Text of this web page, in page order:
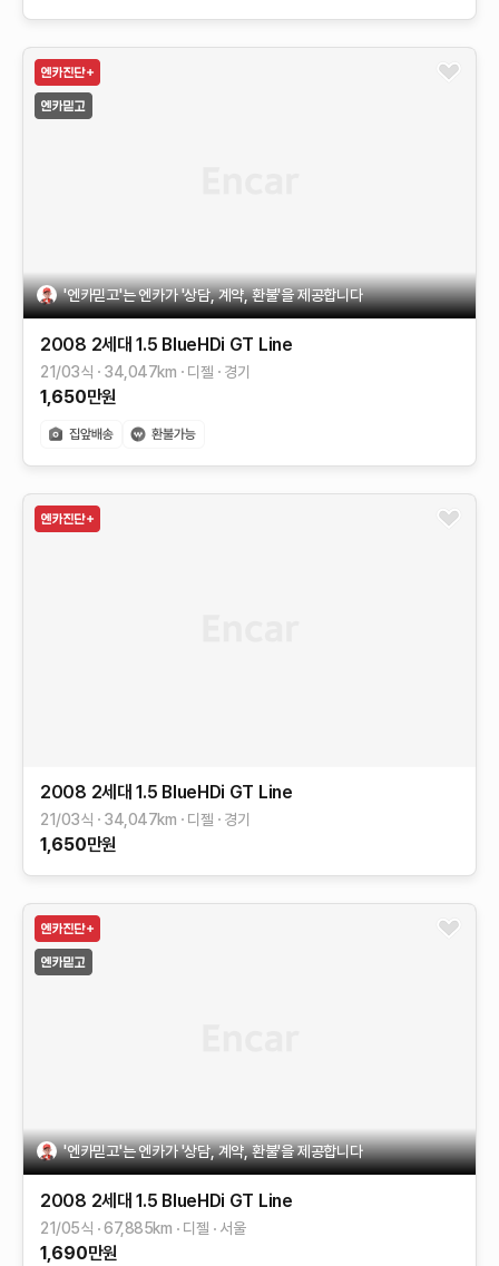
'엔카믿고'는 엔카가 '상담, 계약, 환불'을 제공합니다
2008 2세대 1.5 BlueHDi GT Line
21/03식 34,047km 디젤 경기
1,650만원
2008 2세대 1.5 BlueHDi GT Line
21/03식 34,047km 디젤 경기
1,650만원
'엔카믿고'는 엔카가 '상담, 계약, 환불'을 제공합니다
2008 2세대 1.5 BlueHDi GT Line
21/05식 67,885km 디젤 서울
1,690만원